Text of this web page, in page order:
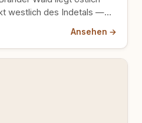
westlich des Indetals —
Ansehen →